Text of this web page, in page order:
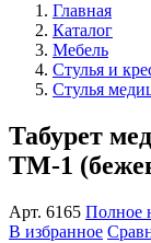
Главная
Каталог
Мебель
Стулья и
Стулья
Табурет
ТМ-1
Арт. 6165 Полное
В избранное